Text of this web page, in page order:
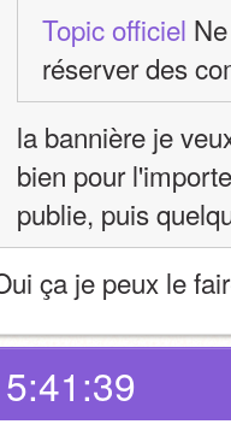
Topic officiel
réserver des
la bannière je
bien pour
publie, puis
ça je peux le